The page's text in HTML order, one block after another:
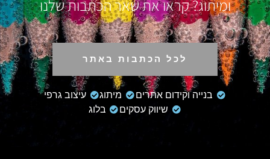
ומיתוג? קראו את שאר הכתבות שלנו
לכל הכתבות באתר
בנייה וקידום אתרים מיתוג
עיצוב גרפי
שיווק עסקים
בלוג